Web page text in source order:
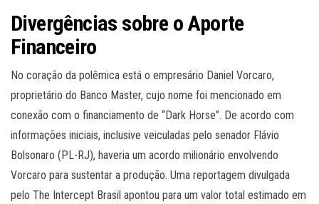
Divergências sobre o Aporte
Financeiro
No coração da polêmica está o empresário Daniel Vorcaro,
proprietário do Banco Master, cujo nome foi mencionado em
conexão com o financiamento de “Dark Horse”. De acordo com
informações iniciais, inclusive veiculadas pelo senador Flávio
Bolsonaro (PL-RJ), haveria um acordo milionário envolvendo
Vorcaro para sustentar a produção. Uma reportagem divulgada
pelo The Intercept Brasil apontou para um valor total estimado em